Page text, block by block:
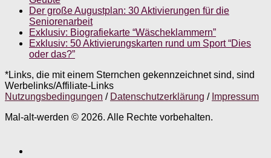
Der große Augustplan: 30 Aktivierungen für die
Seniorenarbeit
Exklusiv: Biografiekarte “Wäscheklammern”
Exklusiv: 50 Aktivierungskarten rund um Sport “Dies
oder das?”
*Links, die mit einem Sternchen gekennzeichnet sind, sind
Werbelinks/Affiliate-Links
Nutzungsbedingungen / Datenschutzerklärung / Impressum
Mal-alt-werden © 2026. Alle Rechte vorbehalten.